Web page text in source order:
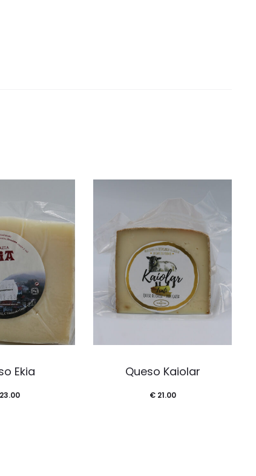
Ekia
23.00
Queso Kaiolar
€21.00